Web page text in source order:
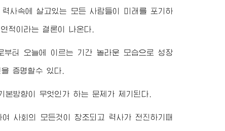
사속에 살고있는 모든 사람들이 미래를 포기하
적이라는 결론이 나온다.
터 오늘에 이르는 기간 놀라운 모습으로 성장
증명할수 있다.
방향이 무엇인가 하는 문제가 제기된다.
사회의 모든것이 창조되고 력사가 전진하기때